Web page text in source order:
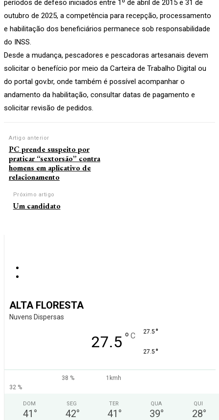
períodos de defeso iniciados entre 1º de abril de 2015 e 31 de
outubro de 2025, a competência para recepção, processamento
e habilitação dos beneficiários permanece sob responsabilidade
do INSS.
Desde a mudança, pescadores e pescadoras artesanais devem
solicitar o benefício por meio da Carteira de Trabalho Digital ou
do portal gov.br, onde também é possível acompanhar o
andamento da habilitação, consultar datas de pagamento e
solicitar revisão de pedidos.
Artigo anterior
PC prende suspeito por
praticar “sextorsão” contra
homens em aplicativo de
relacionamento
Próximo artigo
Um candidato
ALTA FLORESTA
Nuvens Dispersas
27.5 ° C 27.5 °
27.5 °
38 %
1kmh
32 %
DOM
41 °
SEG
42°
TER
41 °
QUA
39°
QUI
28°